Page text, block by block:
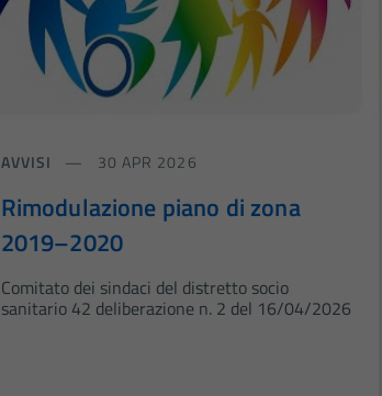
AVVISI 30 APR 2026
Rimodulazione piano di zona
2019–2020
Comitato dei sindaci del distretto socio
sanitario 42 deliberazione n. 2 del 16/04/2026